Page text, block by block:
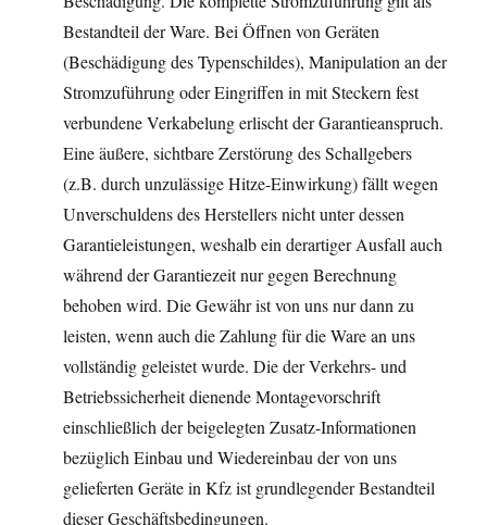
Bestandteil der Ware. Bei Öffnen von Geräten
(Beschädigung des Typenschildes), Manipulation an der
Stromzuführung oder Eingriffen in mit Steckern fest
verbundene Verkabelung erlischt der Garantieanspruch.
Eine äußere, sichtbare Zerstörung des Schallgebers
(z.B. durch unzulässige Hitze-Einwirkung) fällt wegen
Unverschuldens des Herstellers nicht unter dessen
Garantieleistungen, weshalb ein derartiger Ausfall auch
während der Garantiezeit nur gegen Berechnung
behoben wird. Die Gewähr ist von uns nur dann zu
leisten, wenn auch die Zahlung für die Ware an uns
vollständig geleistet wurde. Die der Verkehrs- und
Betriebssicherheit dienende Montagevorschrift
einschließlich der beigelegten Zusatz-Informationen
bezüglich Einbau und Wiedereinbau der von uns
gelieferten Geräte in Kfz ist grundlegender Bestandteil
dieser Geschäftsbedingungen.